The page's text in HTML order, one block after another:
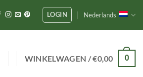
LOGIN Nederlands
WINKELWAGEN /€0,00 0